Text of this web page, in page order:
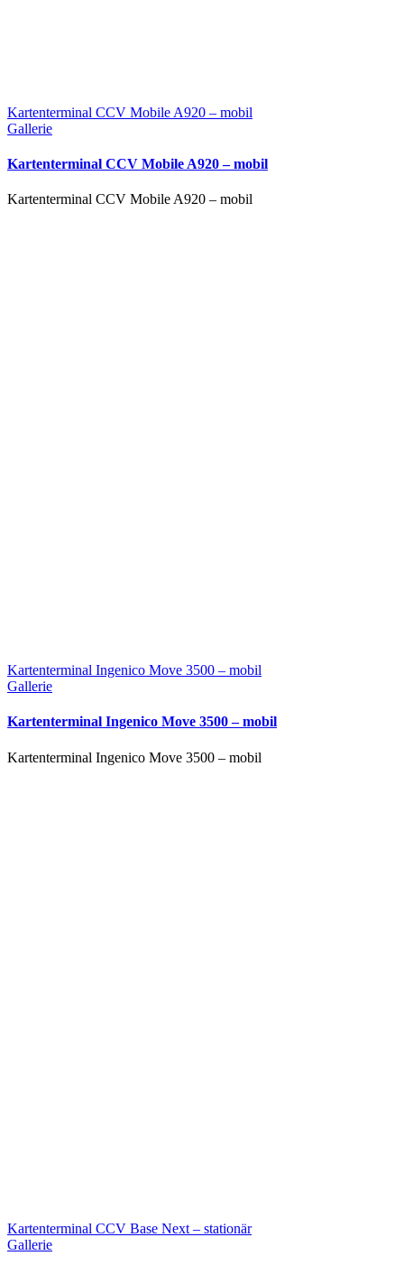
Kartenterminal CCV Mobile A920 – mobil
Gallerie
Kartenterminal CCV Mobile A920 – mobil
Kartenterminal CCV Mobile A920 – mobil
Kartenterminal Ingenico Move 3500 – mobil
Gallerie
Kartenterminal Ingenico Move 3500 – mobil
Kartenterminal Ingenico Move 3500 – mobil
Kartenterminal CCV Base Next – stationär
Gallerie